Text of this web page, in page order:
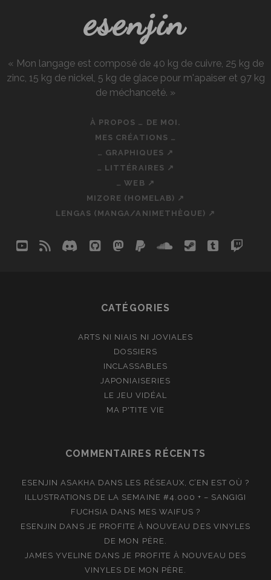
esenjin
« Mon langage est composé de 40 kg de cuivre, 25 kg de
zinc, 15 kg de nickel, 5 kg de glace pour m'apaiser et 97 kg
de méchanceté. »
À PROPOS … DE MOI.
MES CRÉATIONS …
… GRAPHIQUES ↗
… LITTÉRAIRES ↗
… WEB ↗
MIZORE (HOMELAB) ↗
LENGAS (MANGA/ANIMETHÈQUE) ↗
youtube
rss discord
githubmastodon
paypalsoundcloud
steamtumblr
CATÉGORIES
ARTS NI NIAIS NI JOVIALES
DOSSIERS
INCLASSABLES
JAPONIAISERIES
LE JEU VIDÉAL
MA P'TITE VIE
COMMENTAIRES RÉCENTS
ESENJIN ASAKHA DANS LES RÉSEAUX, C’EN EST OÙ ?
ILLUSTRATIONS DE LA SEMAINE #4.000 + – SANGIGI
FUCHSIA DANS MES WAIFUS ?
ESENJIN DANS JE PROFITE À NOUVEAU DES VINYLES
DE MON PÈRE.
JAMES YVELINE DANSJE PROFITE À NOUVEAU DES
VINYLES DE MON PÈRE.